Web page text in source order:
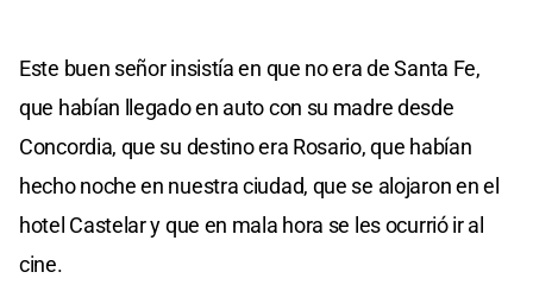
Este buen señor insistía en que no era de Santa Fe,
que habían llegado en auto con su madre desde
Concordia, que su destino era Rosario, que habían
hecho noche en nuestra ciudad, que se alojaron en el
hotel Castelar y que en mala hora se les ocurrió ir al
cine.